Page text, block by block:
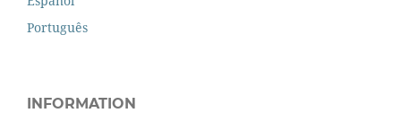
Português
INFORMATION